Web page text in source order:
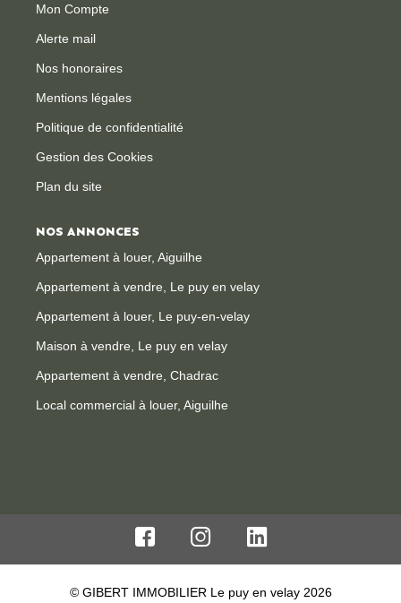
Mon Compte
Alerte mail
Nos honoraires
Mentions légales
Politique de confidentialité
Gestion des Cookies
Plan du site
NOS ANNONCES
Appartement à louer, Aiguilhe
Appartement à vendre, Le puy en velay
Appartement à louer, Le puy-en-velay
Maison à vendre, Le puy en velay
Appartement à vendre, Chadrac
Local commercial à louer, Aiguilhe
© GIBERT IMMOBILIER Le puy en velay 2026